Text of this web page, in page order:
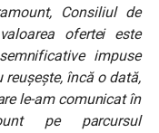
Consiliul de
ofertei este
impuse
încă o dată,
le-am comunicat în
pe parcursul